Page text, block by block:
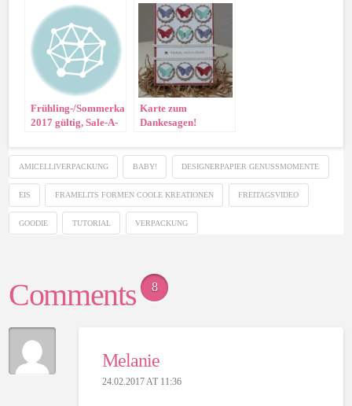
Frühling-/Sommerkatalog
2017 gültig, Sale-A-
Karte zum
Dankesagen!
AMICELLIVERPACKUNG BABY! DESIGNERPAPIER GENUSSMOMENTE
EIS FRAMELITS FORMEN COOLE KREATIONEN FREITAGSVIDEO
GOODIE TUTORIAL VERPACKUNG
Comments 8
Melanie
24.02.2017 AT 11:36